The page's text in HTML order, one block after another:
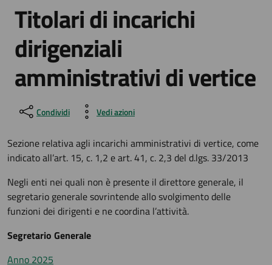
Titolari di incarichi
dirigenziali
amministrativi di vertice
Condividi Vedi azioni
Sezione relativa agli incarichi amministrativi di vertice, come
indicato all’art. 15, c. 1,2 e art. 41, c. 2,3 del d.lgs. 33/2013
Negli enti nei quali non è presente il direttore generale, il
segretario generale sovrintende allo svolgimento delle
funzioni dei dirigenti e ne coordina l’attività.
Segretario Generale
Anno 2025